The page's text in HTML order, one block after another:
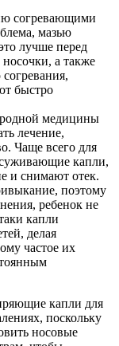
согревающими
мазью
лучше перед
а также
быстро
медицины
лечение,
Чаще всего для
капли,
и снимают отек.
поэтому
ребенок не
капли
делая
частое их
капли для
поскольку
носовые